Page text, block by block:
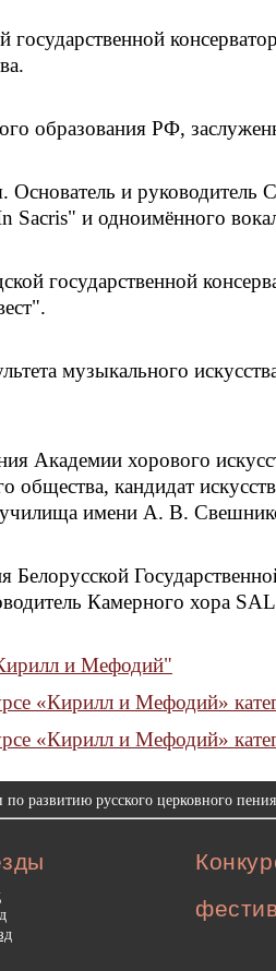
образования РФ,
Основатель и
и одноимённого
государственной
музыкального
Академии хорового
кандидат
имени А. В.
Белорусской
Камерного хора
и Мефодий"
«Кирилл и Мефодий»
«Кирилл и Мефодий»
развитию русского церковного пения.